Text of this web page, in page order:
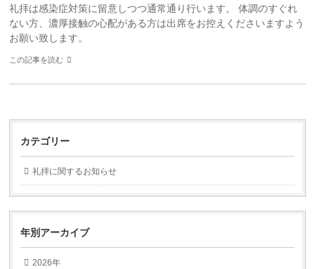
礼拝は感染症対策に留意しつつ通常通り行います。 体調のすぐれ
ない方、濃厚接触の心配がある方は出席をお控えくださいますよう
お願い致します。
この記事を読む
カテゴリー
礼拝に関するお知らせ
年別アーカイブ
2026年